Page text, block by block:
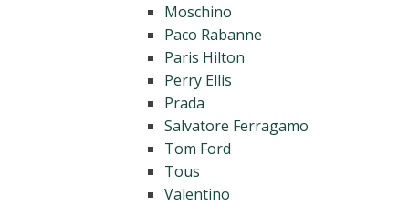
Moschino
Paco Rabanne
Paris Hilton
Perry Ellis
Prada
Salvatore Ferragamo
Tom Ford
Tous
Valentino